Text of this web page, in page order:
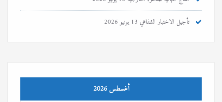
تأجيل الاختبار الشفاهي13 يونيو 2026
أغسطس 2026